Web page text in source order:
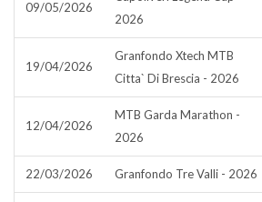
09/05/2026
2026
19/04/2026
Granfondo Xtech MTB
Citta` Di Brescia - 2026
12/04/2026
MTB Garda Marathon -
2026
22/03/2026 Granfondo Tre Valli - 2026